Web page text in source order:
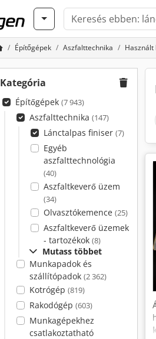
Építőgépek Aszfalttechnika
Kategória
Építőgépek (7 943)
Aszfalttechnika (147)
Lánctalpas finiser (7)
Egyéb
aszfalttechnológia
(40)
Aszfaltkeverő üzem
(34)
Olvasztókemence (25)
Aszfaltkeverő üzemek
- tartozékok (8)
Mutass többet
Munkapadok és
szállítópadok (2 362)
Kotrógép (819)
Rakodógép (603)
Munkagépekhez
csatlakoztatható